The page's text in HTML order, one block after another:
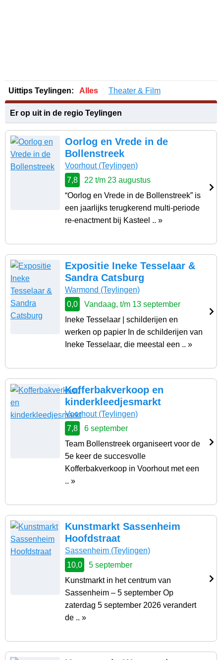
Uittips Teylingen: Alles Theater & Film
Er op uit in de regio Teylingen
Oorlog en Vrede in de
Bollenstreek
Voorhout(Teylingen)
7,8
22 t/m 23 augustus
“Oorlog en Vrede in de Bollenstreek” is
een jaarlijks terugkerend multi-periode
re-enactment bij Kasteel .. »
Expositie Ineke Tesselaar &
Sandra Catsburg
Warmond (Teylingen)
0,0
Vandaag, t/m 13 september
Ineke Tesselaar | schilderijen en
werken op papier In de schilderijen van
Ineke Tesselaar, die meestal een .. »
Kofferbakverkoop en
kinderkleedjesmarkt
Voorhout(Teylingen)
7,8
6 september
Team Bollenstreek organiseert voor de
5e keer de succesvolle
Kofferbakverkoop in Voorhout met een
.. »
Kunstmarkt Sassenheim
Hoofdstraat
Sassenheim (Teylingen)
10,0
5 september
Kunstmarkt in het centrum van
Sassenheim – 5 september Op
zaterdag 5 september 2026 verandert
de .. »